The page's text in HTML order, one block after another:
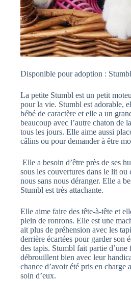
Disponible pour adoption :
La petite Stumbl est un petit
pour la vie. Stumbl est adorable,
bébé de caractère et elle a un
beaucoup avec l’autre chaton de
tous les jours. Elle aime aussi
câlins ou pour demander à être
Elle a besoin d’être près de ses
sous les couvertures dans le lit
nous sans nous déranger. Elle a
Stumbl est très attachante.
Elle aime faire des tête-à-tête et
plein de ronrons. Elle est une
ait plus de préhension avec les
derrière écartées pour garder son
des tapis. Stumbl fait partie
débrouillent bien avec leur
chance d’avoir été pris en
soin d’eux.